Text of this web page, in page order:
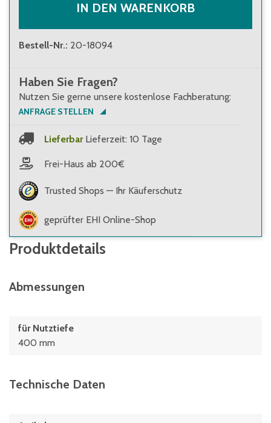
IN DEN WARENKORB
Bestell-Nr.: 20-18094
Haben Sie Fragen?
Nutzen Sie gerne unsere kostenlose Fachberatung:
ANFRAGE STELLEN
Lieferbar Lieferzeit: 10 Tage
Frei-Haus ab 200€
Trusted Shops — Ihr Käuferschutz
geprüfter EHI Online-Shop
Produktdetails
Abmessungen
für Nutztiefe
400 mm
Technische Daten